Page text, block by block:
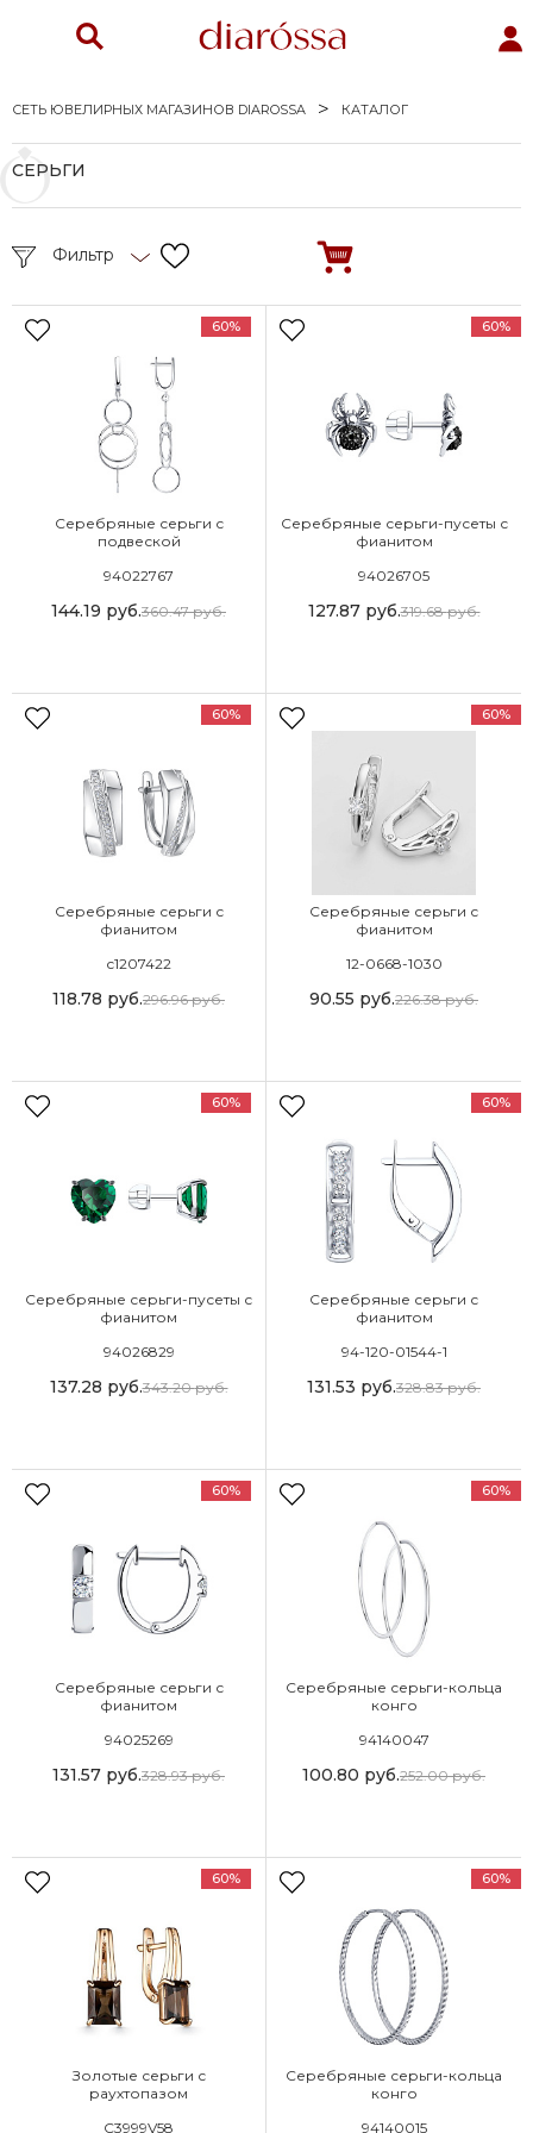
СЕТЬ ЮВЕЛИРНЫХ МАГАЗИНОВ DIAROSSA КАТАЛОГ
СЕРЬГИ
Фильтр
60%
Серебряные серьги с
подвеской
94022767
144.19 руб.360.47руб.
60%
Серебряные серьги-пусеты с
фианитом
94026705
127.87 руб.319.68руб.
60%
Серебряные серьги с
фианитом
с1207422
118.78 руб.296.96руб.
60%
Серебряные серьги с
фианитом
12-0668-1030
90.55 руб.226.38руб.
60%
Серебряные серьги-пусеты с
фианитом
94026829
137.28 руб.343.20руб.
60%
Серебряные серьги с
фианитом
94-120-01544-1
131.53 руб.328.83руб.
60%
Серебряные серьги с
фианитом
94025269
131.57 руб.328.93руб.
60%
Серебряные серьги-кольца
конго
94140047
100.80 руб.252.00руб.
60%
Золотые серьги с
раухтопазом
С3999V58
60%
Серебряные серьги-кольца
конго
94140015